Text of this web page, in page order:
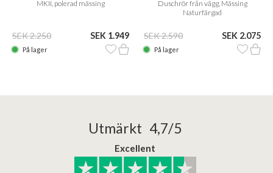
MKII, polerad mässing
SEK 2.250 SEK 1.949
På lager
Duschrör från vägg, Mässing
Naturfärgad
SEK 2.590 SEK 2.075
På lager
Utmärkt 4,7/5
Excellent